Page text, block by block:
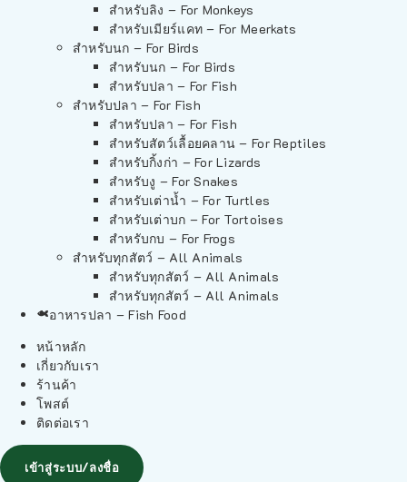
สำหรับลิง – For Monkeys
สำหรับเมียร์แคท – For Meerkats
สำหรับนก – For Birds
สำหรับนก – For Birds
สำหรับปลา – For Fish
สำหรับปลา – For Fish
สำหรับปลา – For Fish
สำหรับสัตว์เลื้อยคลาน – For Reptiles
สำหรับกิ้งก่า – For Lizards
สำหรับงู – For Snakes
สำหรับเต่าน้ำ – For Turtles
สำหรับเต่าบก – For Tortoises
สำหรับกบ – For Frogs
สำหรับทุกสัตว์ – All Animals
สำหรับทุกสัตว์ – All Animals
สำหรับทุกสัตว์ – All Animals
อาหารปลา – Fish Food
หน้าหลัก
เกี่ยวกับเรา
ร้านค้า
โพสต์
ติดต่อเรา
เข้าสู่ระบบ/ลงชื่อ